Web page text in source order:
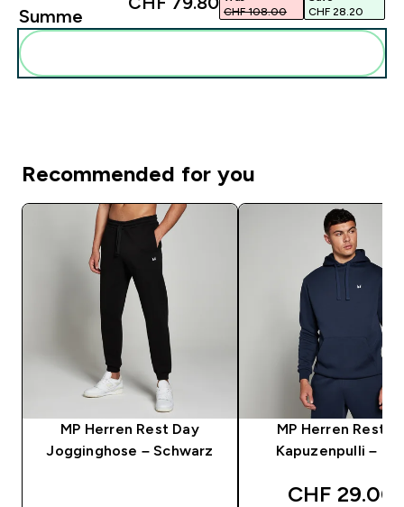
Summe
CHF 108.00‎
CHF 28.20‎
Recommended for you
MP Herren Rest Day
Jogginghose – Schwarz
MP Herren Rest
Kapuzenpulli –
discounted
CHF 29.00‎